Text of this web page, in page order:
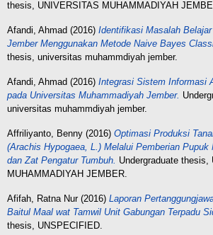
thesis, UNIVERSITAS MUHAMMADIYAH
Afandi, Ahmad (2016) Identifikasi Masalah
Jember Menggunakan Metode Naive Bayes
thesis, universitas muhammdiyah jember.
Afandi, Ahmad (2016) Integrasi Sistem Informasi
pada Universitas Muhammadiyah Jember.
universitas muhammdiyah jember.
Affriliyanto, Benny (2016) Optimasi Produksi
(Arachis Hypogaea, L.) Melalui Pemberian
dan Zat Pengatur Tumbuh. Undergraduate thesis,
MUHAMMADIYAH JEMBER.
Afifah, Ratna Nur(2016) Laporan
Baitul Maal wat Tamwil Unit Gabungan Terpadu
thesis, UNSPECIFIED.